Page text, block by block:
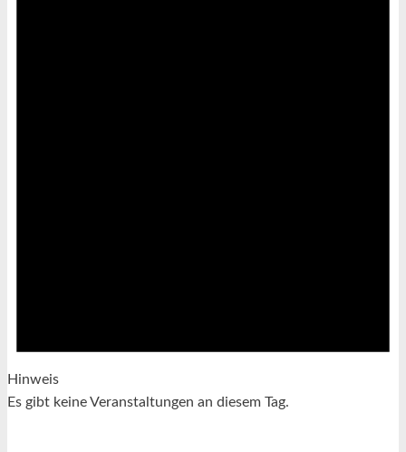
Hinweis
Es gibt keine Veranstaltungen an diesem Tag.